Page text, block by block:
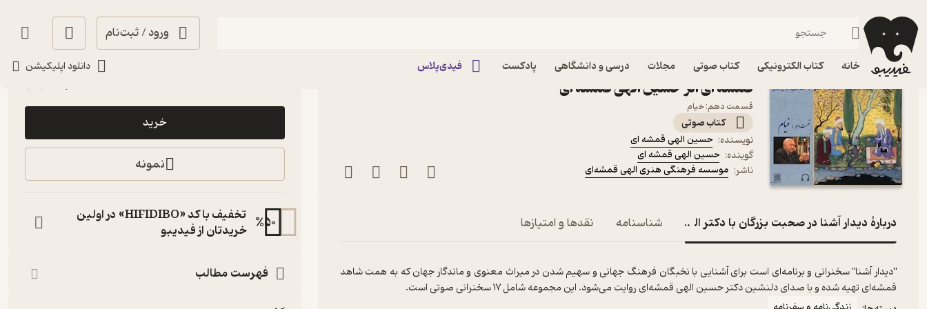
ورود / ثبت‌نام
خانه کتاب الکترونیکی کتاب صوتی مجلات درسی و دانشگاهی پادکست فیدی‌پلاس دانلود اپلیکیشن
فیدیبو کتاب الکترونیکی
کتاب صوتی دیدار آشنا در صحبت بزرگان با دکتر الهی
قمشه ای اثر حسین الهی قمشه ای
قسمت دهم: خیام
کتاب صوتی
نویسنده: حسین الهی قمشه ای
گوینده: حسین الهی قمشه ای
ناشر: موسسه فرهنگی هنری الهی قمشه‌ای
دربارۀ دیدار آشنا در صحبت بزرگان با دکتر الهی قمشه ای
شناسنامه نقدها و امتیازها
"دیدار آشنا" سخنرانی و برنامه‌ای است برای آشنایی با نخبگان فرهنگ جهانی و سهیم شدن در میراث معنوی و ماندگار جهان که به همت شاهد
قمشه‌ای تهیه شده و با صدای دلنشین دکتر حسین الهی قمشه‌ای روایت می‌شود. این مجموعه شامل ۱۷ سخنرانی صوتی است.
گیرا 🧲 (1
15,000
خرید
نمونه
%50
تخفیف با کد «HIFIDIBO» در اولین
خریدتان از فیدیبو
فهرست مطالب